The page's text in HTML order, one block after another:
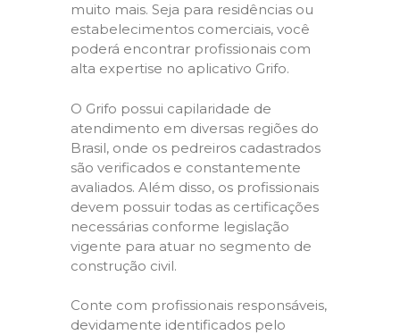
muito mais. Seja para residências ou
estabelecimentos comerciais, você
poderá encontrar profissionais com
alta expertise no aplicativo Grifo.
O Grifo possui capilaridade de
atendimento em diversas regiões do
Brasil, onde os pedreiros cadastrados
são verificados e constantemente
avaliados. Além disso, os profissionais
devem possuir todas as certificações
necessárias conforme legislação
vigente para atuar no segmento de
construção civil.
Conte com profissionais responsáveis,
devidamente identificados pelo